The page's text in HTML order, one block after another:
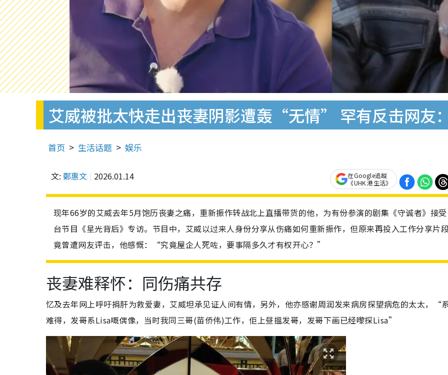
艾威被批太快走出丧妻阴影遭轰“无情” 罕有反击网友
首页 生活话题 娱乐
文: 鄭惠文 2026.01.14
在Google追蹤
《UHK 港生活》
现年66岁的艾威去年5月饱历丧妻之痛，重新振作转战北上直播带货的他，为有份参演的剧集《守诚者》接
台节目《星光背后》专访。节目中，艾威以过来人身份分享从伤痛如何重新振作，但原来再投入工作分享片
竟曾遭网友评击，他感慨：“究竟屋企人死咗，要事隔多久才有权开心？”
丧妻难释怀：同伤痛共存
忆及去年网上呼吁捐肝为救爱妻，艾威坦承见证人间有情，另外，他亦感谢周润发来病房探望病危的太太，“
难得，发哥系Lisa嘅偶像，当时我同三哥(苗侨伟)工作，佢上昼搵发哥，发哥下画已经嚟探Lisa”